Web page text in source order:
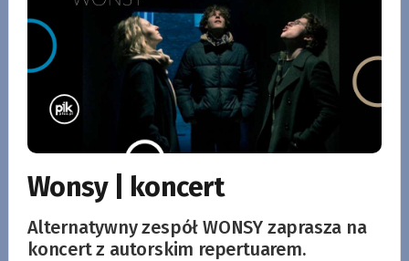
Wonsy | koncert
Alternatywny zespół WONSY zaprasza na
koncert z autorskim repertuarem.